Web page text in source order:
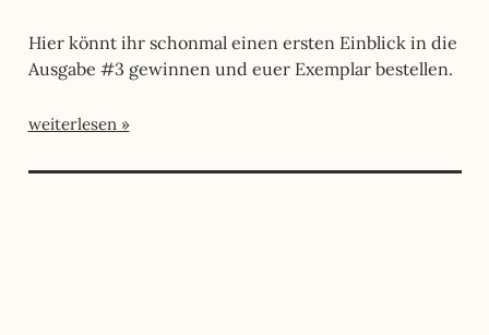
Hier könnt ihr schonmal einen ersten Einblick in die
Ausgabe #3 gewinnen und euer Exemplar bestellen.
weiterlesen